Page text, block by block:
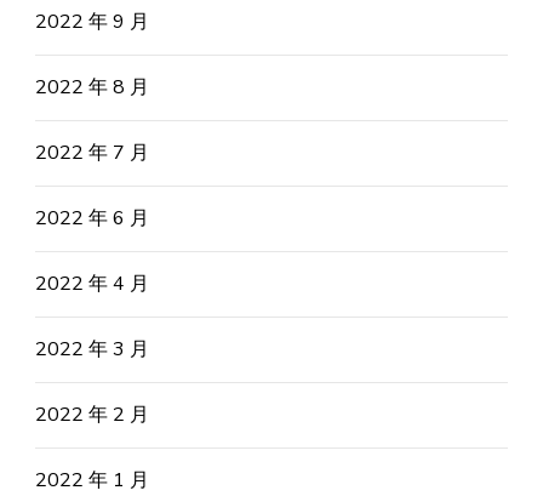
2022 年 9 月
2022 年 8 月
2022 年 7 月
2022 年 6 月
2022 年 4 月
2022 年 3 月
2022 年 2 月
2022 年 1 月